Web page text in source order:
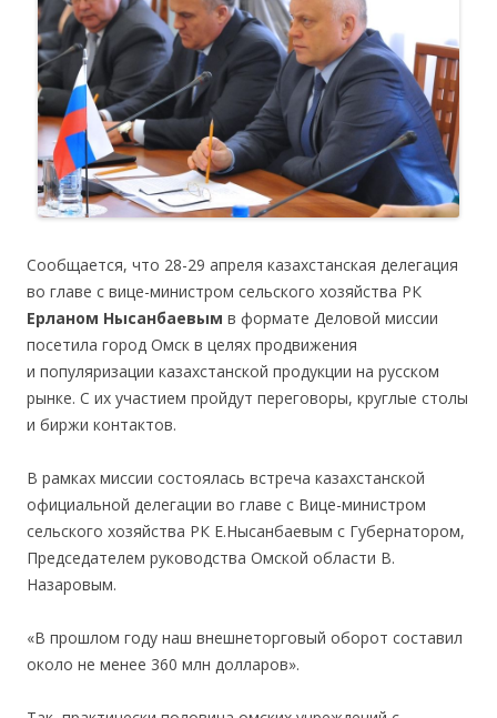
Сообщается, что 28-29 апреля казахстанская делегация
во главе с вице-министром сельского хозяйства РК
Ерланом Нысанбаевым в формате Деловой миссии
посетила город Омск в целях продвижения
и популяризации казахстанской продукции на русском
рынке. С их участием пройдут переговоры, круглые столы
и биржи контактов.
В рамках миссии состоялась встреча казахстанской
официальной делегации во главе с Вице-министром
сельского хозяйства РК Е.Нысанбаевым с Губернатором,
Председателем руководства Омской области В.
Назаровым.
«В прошлом году наш внешнеторговый оборот составил
около не менее 360 млн долларов».